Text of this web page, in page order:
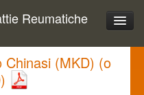
Reumatiche
Chinasi (MKD) (o